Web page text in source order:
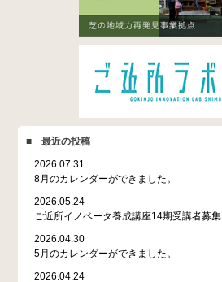
■ 最近の投稿
2026.07.31
8月のカレンダーができました。
2026.05.24
ご近所イノベータ養成講座14期受講者募集
2026.04.30
5月のカレンダーができました。
2026.04.24